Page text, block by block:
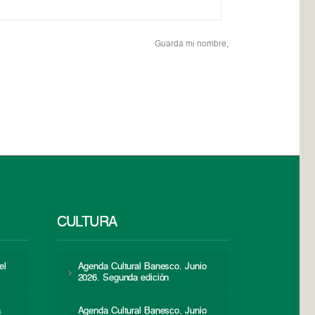
Guarda mi nombre,
CULTURA
Agenda Cultural Banesco. Junio
2026. Segunda edición
Agenda Cultural Banesco. Junio